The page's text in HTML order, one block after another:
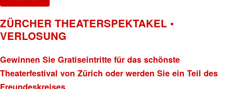
ZÜRCHER THEATERSPEKTAKEL •
VERLOSUNG
Gewinnen Sie Gratiseintritte für das schönste
Theaterfestival von Zürich oder werden Sie ein Teil des
Freundeskreises